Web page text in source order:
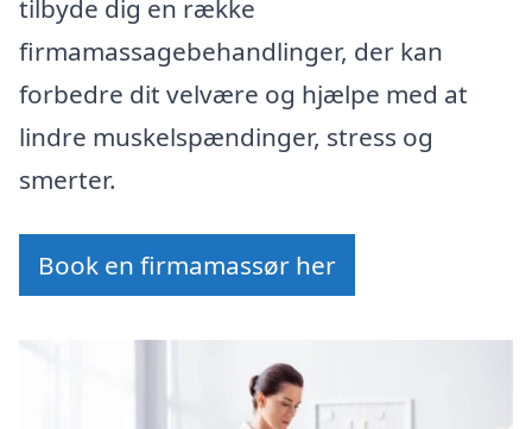
tilbyde dig en række
firmamassagebehandlinger, der kan
forbedre dit velvære og hjælpe med at
lindre muskelspændinger, stress og
smerter.
Book en firmamassør her